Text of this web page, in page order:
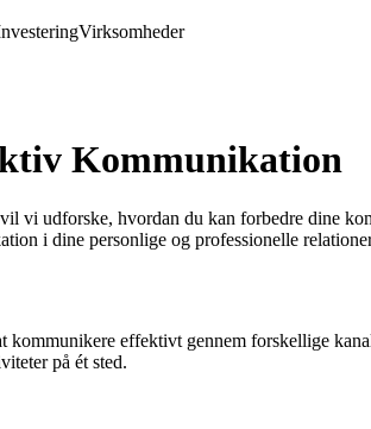
Virksomheder
Kommunikation
vi udforske, hvordan du kan forbedre dine
i dine personlige og professionelle
effektivt gennem forskellige
på ét sted.